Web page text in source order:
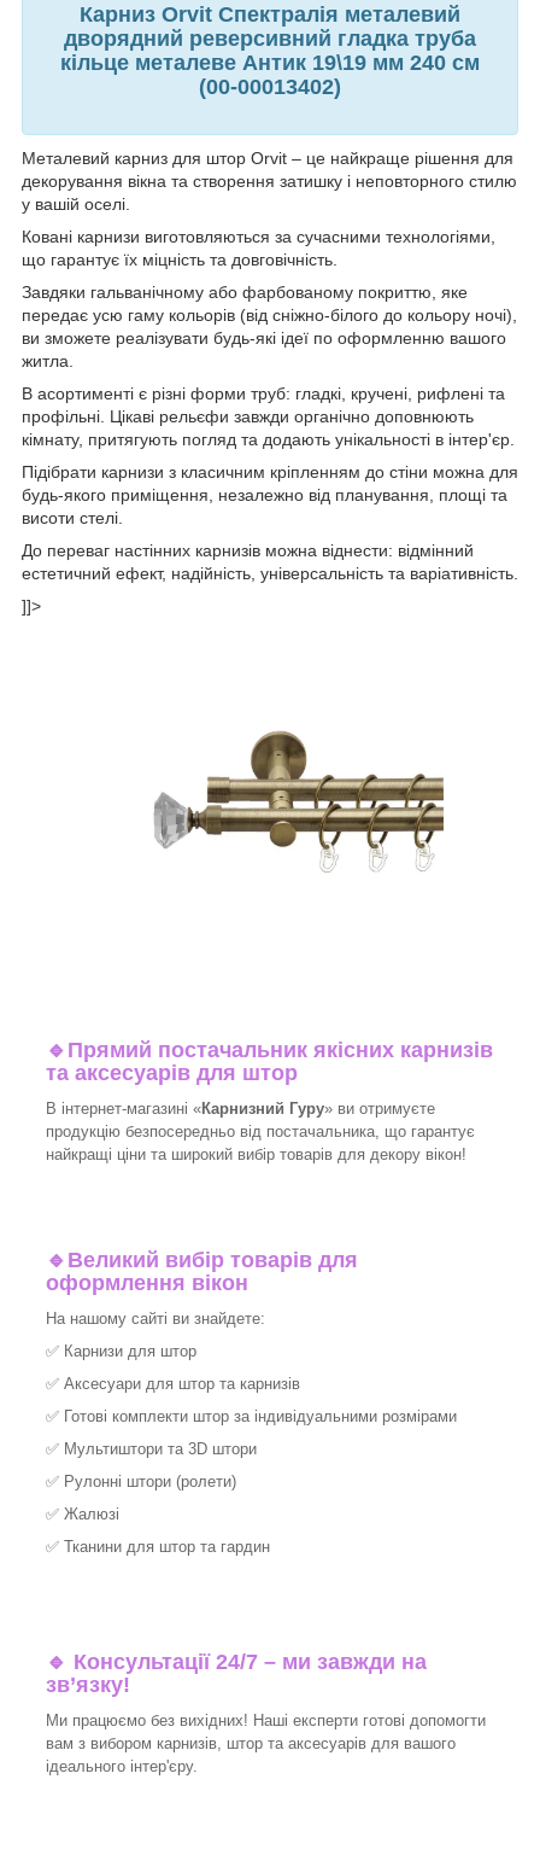
Карниз Orvit Спектралія металевий
дворядний реверсивний гладка труба
кільце металеве Антик 19\19 мм 240 см
(00-00013402)
Металевий карниз для штор Orvit – це найкраще рішення для
декорування вікна та створення затишку і неповторного стилю
у вашій оселі.
Ковані карнизи виготовляються за сучасними технологіями,
що гарантує їх міцність та довговічність.
Завдяки гальванічному або фарбованому покриттю, яке
передає усю гаму кольорів (від сніжно-білого до кольору ночі),
ви зможете реалізувати будь-які ідеї по оформленню вашого
житла.
В асортименті є різні форми труб: гладкі, кручені, рифлені та
профільні. Цікаві рельєфи завжди органічно доповнюють
кімнату, притягують погляд та додають унікальності в інтер'єр.
Підібрати карнизи з класичним кріпленням до стіни можна для
будь-якого приміщення, незалежно від планування, площі та
висоти стелі.
До переваг настінних карнизів можна віднести: відмінний
естетичний ефект, надійність, універсальність та варіативність.
]]>
🔹 Прямий постачальник якісних карнизів
та аксесуарів для штор
В інтернет-магазині «Карнизний Гуру» ви отримуєте
продукцію безпосередньо від постачальника, що гарантує
найкращі ціни та широкий вибір товарів для декору вікон!​
🔹 Великий вибір товарів для
оформлення вікон
На нашому сайті ви знайдете:
✅ Карнизи для штор
✅ Аксесуари для штор та карнизів
✅ Готові комплекти штор за індивідуальними розмірами
✅ Мультиштори та 3D штори
✅ Рулонні штори (ролети)
✅ Жалюзі
✅ Тканини для штор та гардин
🔹 Консультації 24/7 – ми завжди на
зв’язку!
Ми працюємо без вихідних! Наші експерти готові допомогти
вам з вибором карнизів, штор та аксесуарів для вашого
ідеального інтер'єру.​